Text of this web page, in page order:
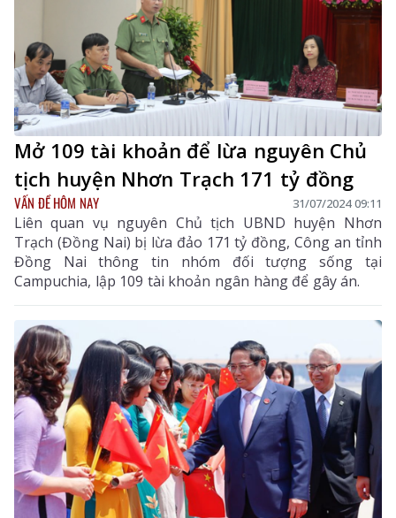
Mở 109 tài khoản để lừa nguyên Chủ
tịch huyện Nhơn Trạch 171 tỷ đồng
VẤN ĐỀ HÔM NAY 31/07/2024 09:11
Liên quan vụ nguyên Chủ tịch UBND huyện Nhơn
Trạch (Đồng Nai) bị lừa đảo 171 tỷ đồng, Công an tỉnh
Đồng Nai thông tin nhóm đối tượng sống tại
Campuchia, lập 109 tài khoản ngân hàng để gây án.